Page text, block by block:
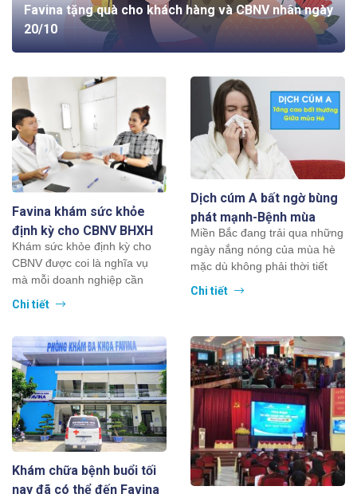
Favina tặng quà cho khách hàng và CBNV nhân ngày
20/10
Favina khám sức khỏe
định kỳ cho CBNV BHXH
Huyện Ứng Hòa và Huyện
Thanh Oai
Khám sức khỏe định kỳ cho
CBNV được coi là nghĩa vụ
mà mỗi doanh nghiệp cần
phải thực hiện với người lao
động.Với đầy...
Chi tiết
Dịch cúm A bất ngờ bùng
phát mạnh-Bệnh mùa
đông lây lan giữa mùa hè
Miền Bắc đang trải qua những
ngày nắng nóng của mùa hè
mặc dù không phải thời tiết
lạnh, nồm ẩm của mùa đông
Chi tiết
Khám chữa bệnh buổi tối
nay đã có thể đến Favina